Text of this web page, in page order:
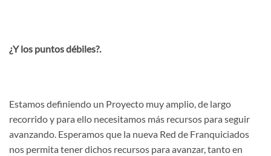
¿Y los puntos débiles?.
Estamos definiendo un Proyecto muy amplio, de largo
recorrido y para ello necesitamos más recursos para seguir
avanzando. Esperamos que la nueva Red de Franquiciados
nos permita tener dichos recursos para avanzar, tanto en